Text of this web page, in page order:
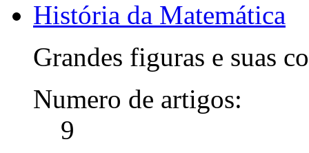
História da Matemática
Grandes figuras e suas
Numero de artigos:
9